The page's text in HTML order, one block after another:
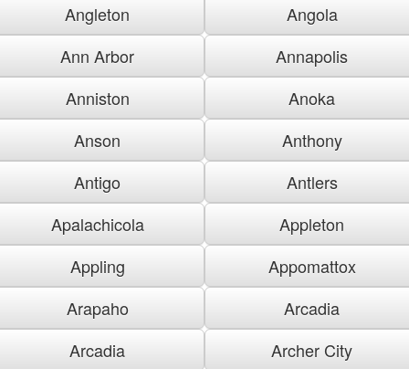
Angleton
Angola
Ann Arbor
Annapolis
Anniston
Anoka
Anson
Anthony
Antigo
Antlers
Apalachicola
Appleton
Appling
Appomattox
Arapaho
Arcadia
Arcadia
Archer City